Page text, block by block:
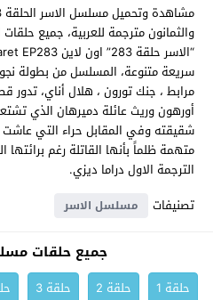
والثمانون مترجمة للعربية، جميع
سريعة متنوعة، المسلسل من بطولة
مرابط ، جنك تورون ، هلال أناي،
أورهون وريث عائلة دميرهان الذي
شقيقته وفي المقابل حراء التي عاشت
متهمة ظلماً بأنها القاتلة رغم برائتها
الترجمة الاول دراما ديزي.
تصنيفات
مسلسل الاسر
جميع حلقات
حلقة 1 حلقة 2 حلقة 3